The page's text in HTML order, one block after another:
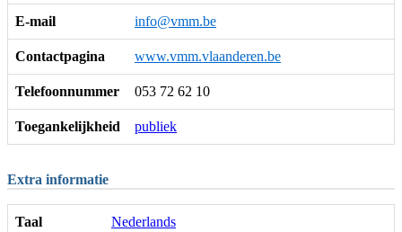
E-mail info@vmm.be
Contactpagina www.vmm.vlaanderen.be
Telefoonnummer 053 72 62 10
Toegankelijkheid publiek
Extra informatie
Taal Nederlands